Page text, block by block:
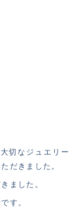
切なジュエリー
だきました。
ました。
す。